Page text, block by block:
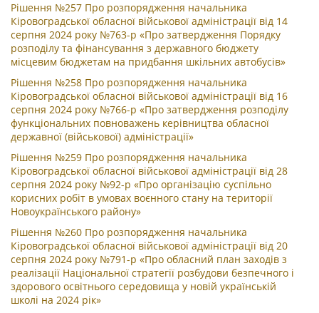
Рішення №257 Про розпорядження начальника
Кіровоградської обласної військової адміністрації від 14
серпня 2024 року №763-р «Про затвердження Порядку
розподілу та фінансування з державного бюджету
місцевим бюджетам на придбання шкільних автобусів»
Рішення №258 Про розпорядження начальника
Кіровоградської обласної військової адміністрації від 16
серпня 2024 року №766-р «Про затвердження розподілу
функціональних повноважень керівництва обласної
державної (військової) адміністрації»
Рішення №259 Про розпорядження начальника
Кіровоградської обласної військової адміністрації від 28
серпня 2024 року №92-р «Про організацію суспільно
корисних робіт в умовах воєнного стану на території
Новоукраїнського району»
Рішення №260 Про розпорядження начальника
Кіровоградської обласної військової адміністрації від 20
серпня 2024 року №791-р «Про обласний план заходів з
реалізації Національної стратегії розбудови безпечного і
здорового освітнього середовища у новій українській
школі на 2024 рік»